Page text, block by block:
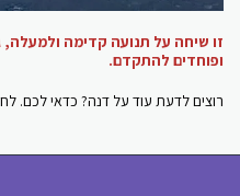
זו שיחה על תנועה קדימה ולמעלה,
ופוחדים להתקדם.
רוצים לדעת עוד על דנה? כדאי לכם.